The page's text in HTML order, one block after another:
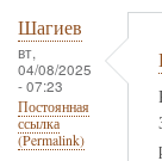
Шагиев
вт,
04/08/2025
- 07:23
Постоянная
ссылка
(Permalink)